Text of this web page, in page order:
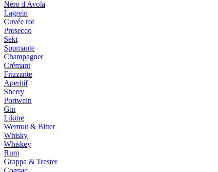
Nero d'Avola
Lagrein
Cuvée rot
Prosecco
Sekt
Spumante
Champagner
Crémant
Frizzante
Aperitif
Sherry
Portwein
Gin
Liköre
Wermut & Bitter
Whisky
Whiskey
Rum
Grappa & Trester
Cognac